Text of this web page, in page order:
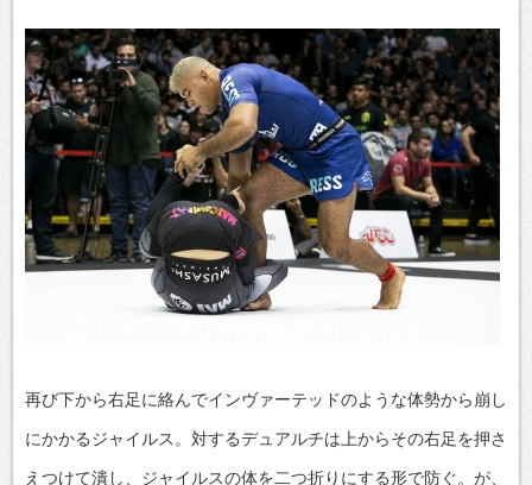
再び下から右足に絡んでインヴァーテッドのような体勢から崩し
にかかるジャイルス。対するデュアルチは上からその右足を押さ
えつけて潰し、ジャイルスの体を二つ折りにする形で防ぐ。が、